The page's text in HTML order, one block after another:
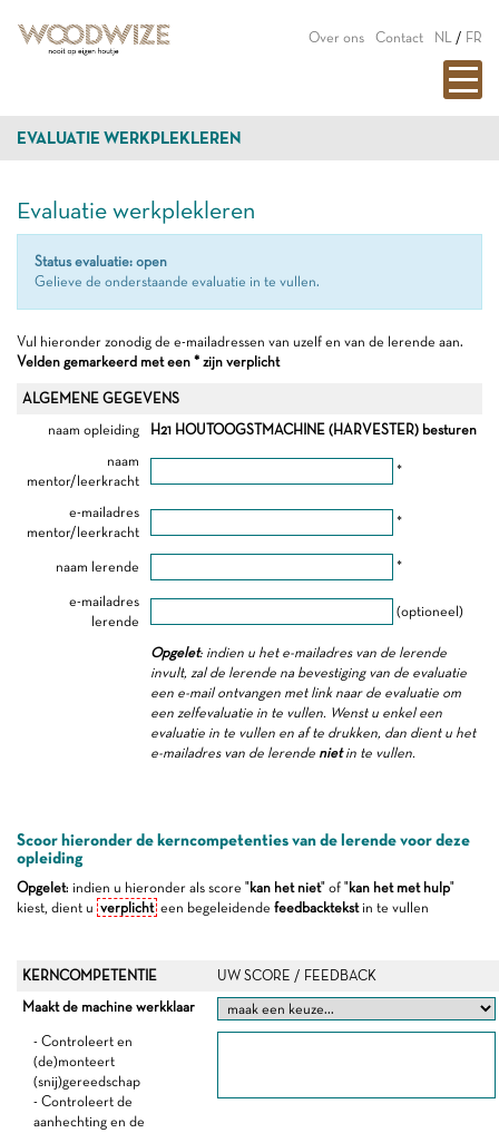
Over ons Contact NL / FR
EVALUATIE WERKPLEKLEREN
Evaluatie werkplekleren
Status evaluatie: open
Gelieve de onderstaande evaluatie in te vullen.
Vul hieronder zonodig de e-mailadressen van uzelf en van de lerende aan.
Velden gemarkeerd met een * zijn verplicht
ALGEMENE GEGEVENS
naam opleiding
H21 HOUTOOGSTMACHINE (HARVESTER) besturen
naam
mentor/leerkracht
*
e-mailadres
mentor/leerkracht
*
naam lerende *
e-mailadres
lerende
(optioneel)
Opgelet: indien u het e-mailadres van de lerende
invult, zal de lerende na bevestiging van de evaluatie
een e-mail ontvangen met link naar de evaluatie om
een zelfevaluatie in te vullen. Wenst u enkel een
evaluatie in te vullen en af te drukken, dan dient u het
e-mailadres van de lerende nietin te vullen.
Scoor hieronder de kerncompetenties van de lerende voor deze
opleiding
Opgelet: indien u hieronder als score "kan het niet" of "kan het met hulp"
kiest, dient u verplicht een begeleidende feedbacktekstin te vullen
KERNCOMPETENTIE
UW SCORE / FEEDBACK
Maakt de machine werkklaar
- Controleert en
(de)monteert
(snij)gereedschap
- Controleert de
aanhechting en de